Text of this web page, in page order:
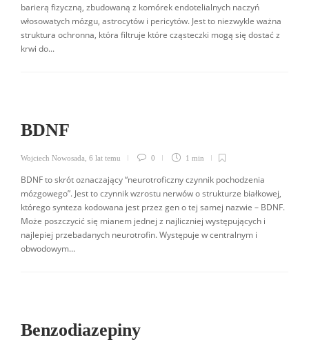
barierą fizyczną, zbudowaną z komórek endotelialnych naczyń
włosowatych mózgu, astrocytów i pericytów. Jest to niezwykle ważna
struktura ochronna, która filtruje które cząsteczki mogą się dostać z
krwi do...
BDNF
Wojciech Nowosada 6 lat temu 0 1 min
BDNF to skrót oznaczający “neurotroficzny czynnik pochodzenia
mózgowego”. Jest to czynnik wzrostu nerwów o strukturze białkowej,
którego synteza kodowana jest przez gen o tej samej nazwie – BDNF.
Może poszczycić się mianem jednej z najliczniej występujących i
najlepiej przebadanych neurotrofin. Występuje w centralnym i
obwodowym...
Benzodiazepiny